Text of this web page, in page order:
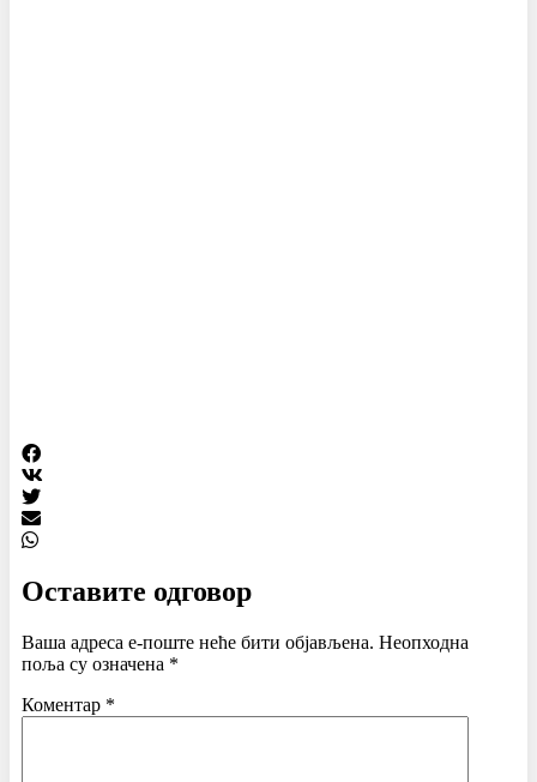
Оставите одговор
Ваша адреса е-поште неће бити објављена. Неопходна
поља су означена *
Коментар *